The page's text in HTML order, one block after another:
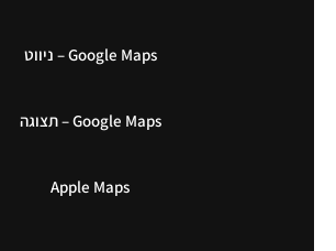
Google Maps – ניווט
Google Maps – תצוגה
Apple Maps